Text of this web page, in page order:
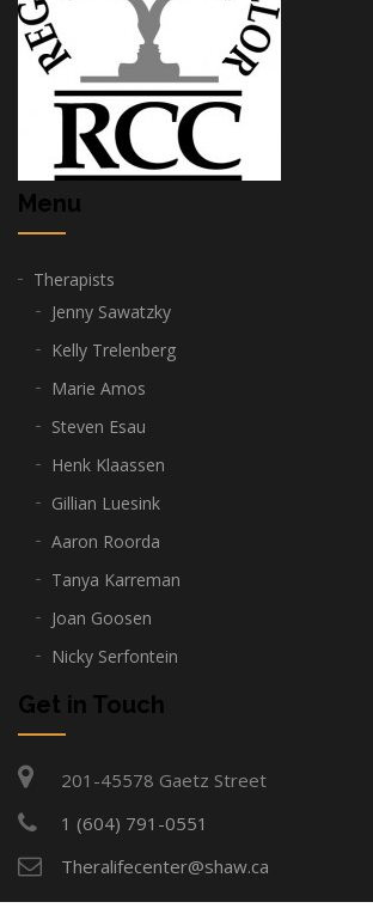
Menu
Therapists
Jenny Sawatzky
Kelly Trelenberg
Marie Amos
Steven Esau
Henk Klaassen
Gillian Luesink
Aaron Roorda
Tanya Karreman
Joan Goosen
Nicky Serfontein
Get in Touch
201-45578 Gaetz Street
1 (604) 791-0551
Theralifecenter@shaw.ca